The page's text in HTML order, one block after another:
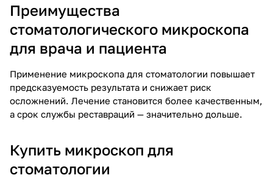
Преимущества
стоматологического микроскопа
для врача и пациента
Применение микроскопа для стоматологии повышает
предсказуемость результата и снижает риск
осложнений. Лечение становится более качественным,
а срок службы реставраций — значительно дольше.
Купить микроскоп для
стоматологии